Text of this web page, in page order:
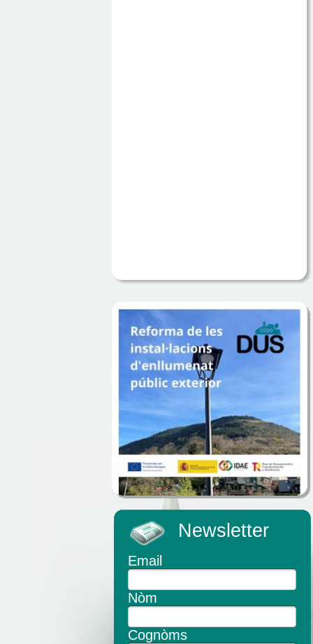
Newsletter
Email
Nòm
Cognòms